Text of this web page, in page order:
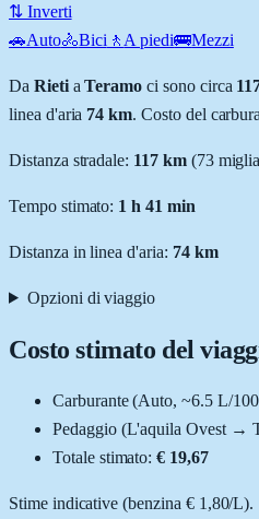
⇅ Inverti
🚗Auto🚴Bici 🚶 A piedi🚌Mezzi
Da RietiaTeramo ci sono circa
linea d'aria 74 km. Costo del
Distanza stradale: 117km (73
Tempo stimato: 1 h 41 min
Distanza in linea d'aria: 74km
Opzioni di viaggio
Costo stimato del
Carburante (Auto, ~6.5 L/
Pedaggio (L'aquila Ovest→
Totale stimato:€ 19,67
Stime indicative (benzina € 1,80/L).